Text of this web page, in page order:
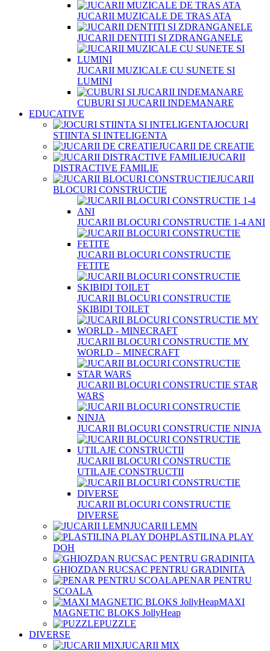
JUCARII MUZICALE DE TRAS ATA
JUCARII DENTITI SI ZDRANGANELE
JUCARII MUZICALE CU SUNETE SI
LUMINI
CUBURI SI JUCARII INDEMANARE
EDUCATIVE
JOCURI
STIINTA SI INTELIGENTA
JUCARII DE CREATIE
JUCARII
DISTRACTIVE FAMILIE
JUCARII
BLOCURI CONSTRUCTIE
JUCARII BLOCURI CONSTRUCTIE 1-4 ANI
JUCARII BLOCURI CONSTRUCTIE
FETITE
JUCARII BLOCURI CONSTRUCTIE
SKIBIDI TOILET
JUCARII BLOCURI CONSTRUCTIE MY
WORLD – MINECRAFT
JUCARII BLOCURI CONSTRUCTIE STAR
WARS
JUCARII BLOCURI CONSTRUCTIE NINJA
JUCARII BLOCURI CONSTRUCTIE
UTILAJE CONSTRUCTII
JUCARII BLOCURI CONSTRUCTIE
DIVERSE
JUCARII LEMN
PLASTILINA PLAY
DOH
GHIOZDAN RUCSAC PENTRU GRADINITA
PENAR PENTRU
SCOALA
MAXI
MAGNETIC BLOKS JollyHeap
PUZZLE
DIVERSE
JUCARII MIX